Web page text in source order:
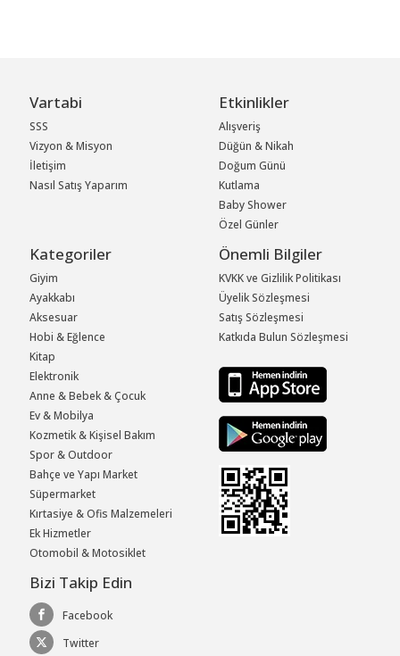
Vartabi
SSS
Vizyon & Misyon
İletişim
Nasıl Satış Yaparım
Etkinlikler
Alışveriş
Düğün & Nikah
Doğum Günü
Kutlama
Baby Shower
Özel Günler
Kategoriler
Giyim
Ayakkabı
Aksesuar
Hobi & Eğlence
Kitap
Elektronik
Anne & Bebek & Çocuk
Ev & Mobilya
Kozmetik & Kişisel Bakım
Spor & Outdoor
Bahçe ve Yapı Market
Süpermarket
Kırtasiye & Ofis Malzemeleri
Ek Hizmetler
Otomobil & Motosiklet
Önemli Bilgiler
KVKK ve Gizlilik Politikası
Üyelik Sözleşmesi
Satış Sözleşmesi
Katkıda Bulun Sözleşmesi
Bizi Takip Edin
Facebook
Twitter